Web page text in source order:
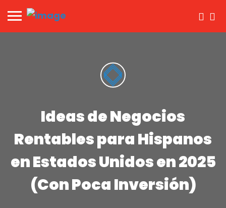
Ideas de Negocios
Rentables para Hispanos
en Estados Unidos en 2025
(Con Poca Inversión)